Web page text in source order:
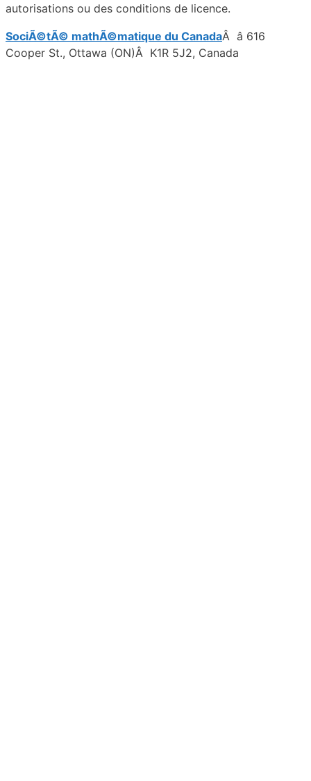
autorisations ou des conditions de licence.
SociÃ©tÃ© mathÃ©matique du CanadaÂ â 616
Cooper St., Ottawa (ON)Â K1R 5J2, Canada